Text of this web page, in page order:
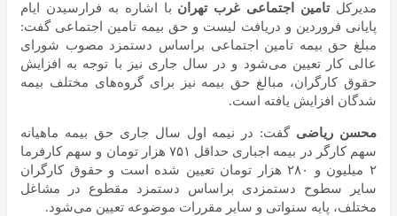
مدیرکلتامین اجتماعی غرب تهران با اشاره به فرارسیدن ایام
پایانی فروردین و دریافت لیست و حق بیمه تامین اجتماعی گفت:
مبلغ حق بیمه تامین اجتماعی براساس دستمزد مصوب شورای
عالی کار تعیین می‌شود و در سال جاری نیز با توجه به افزایش
حقوق کارگران، مبالغ حق بیمه نیز برای گروه‌های مختلف بیمه
شدگان افزایش یافته است.
محسن ریاضی گفت: در نیمه اول سال جاری حق بیمه ماهیانه
سهم کارگر در بیمه اجباری حداقل ۷۵۱ هزار تومان و سهم کارفرما
۲ میلیون و ۲۸۰ هزار تومان تعیین شده است و حقوق کارگران
سایر سطوح دستمزدی براساس دستمزد مقطوع در مشاغل
مختلف، پایه سنواتی و سایر مقررات موضوعه تعیین می‌شود.